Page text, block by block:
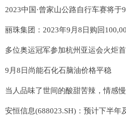
2023中国·曾家山公路自行车赛将于
丽珠集团：2023年9月8日购回
多位奥运冠军参加杭州亚运会火炬
9月8日尚能石化石脑油价格平稳